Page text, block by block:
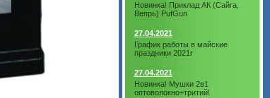
Новинка! Приклад АК (Сайга,
Вепрь) PufGun
27.04.2021
График работы в майские
праздники 2021г
27.04.2021
Новинка! Мушки 2в1
оптоволокно+тритий!